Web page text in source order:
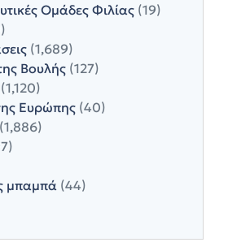
Ομάδες Φιλίας (19)
(1,689)
Βουλής (127)
(1,120)
Ευρώπης (40)
(1,886)
μπαμπά (44)